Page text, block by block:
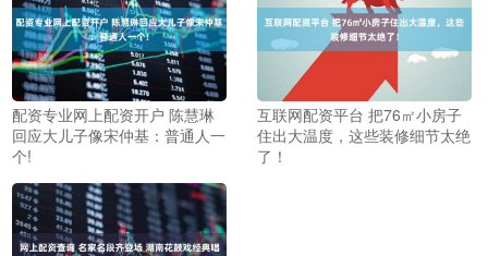
配资专业网上配资开户 陈慧琳
回应大儿子像宋仲基：普通人一
个!
互联网配资平台 把76㎡小房子
住出大温度，这些装修细节太绝
了！